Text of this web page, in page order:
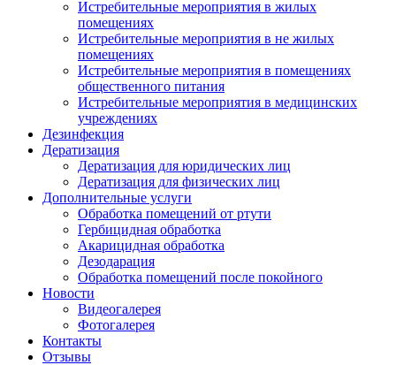
Истребительные мероприятия в жилых
помещениях
Истребительные мероприятия в не жилых
помещениях
Истребительные мероприятия в помещениях
общественного питания
Истребительные мероприятия в медицинских
учреждениях
Дезинфекция
Дератизация
Дератизация для юридических лиц
Дератизация для физических лиц
Дополнительные услуги
Обработка помещений от ртути
Гербицидная обработка
Акарицидная обработка
Дезодарация
Обработка помещений после покойного
Новости
Видеогалерея
Фотогалерея
Контакты
Отзывы